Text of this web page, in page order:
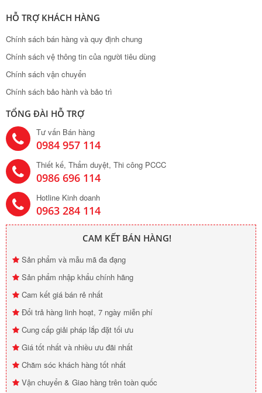
HỖ TRỢ KHÁCH HÀNG
Chính sách bán hàng và quy định chung
Chính sách vệ thông tin của người tiêu dùng
Chính sách vận chuyển
Chính sách bảo hành và bảo trì
TỔNG ĐÀI HỖ TRỢ
Tư vấn Bán hàng
0984 957 114
Thiết kế, Thẩm duyệt, Thi công PCCC
0986 696 114
Hotline Kinh doanh
0963 284 114
CAM KẾT BÁN HÀNG!
Sản phẩm và mẫu mã đa đạng
Sản phẩm nhập khẩu chính hãng
Cam kết giá bán rẻ nhất
Đổi trả hàng linh hoạt, 7 ngày miễn phí
Cung cấp giải pháp lắp đặt tối ưu
Giá tốt nhất và nhiều ưu đãi nhất
Chăm sóc khách hàng tốt nhất
Vận chuyển & Giao hàng trên toàn quốc